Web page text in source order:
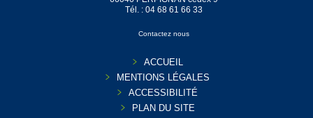
Tél. : 04 68 61 66 33
Contactez nous
ACCUEIL
MENTIONS LÉGALES
ACCESSIBILITÉ
PLAN DU SITE